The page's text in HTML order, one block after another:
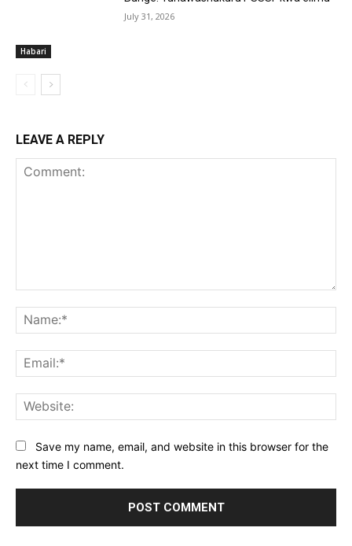
Habari
July 31, 2026
LEAVE A REPLY
Save my name, email, and website in this browser for the
next time I comment.